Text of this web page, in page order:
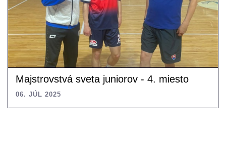
Majstrovstvá sveta juniorov - 4. miesto
06. JÚL 2025